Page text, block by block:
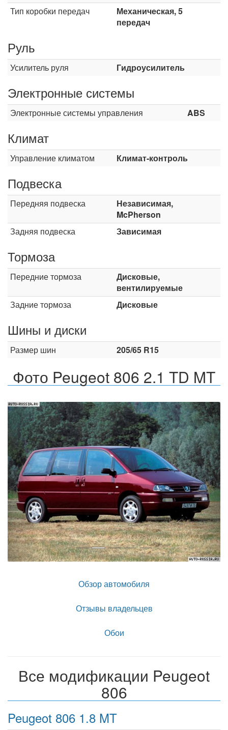
Тип коробки передач
Механическая, 5
передач
Руль
Усилитель руля Гидроусилитель
Электронные системы
Электронные системы управления ABS
Климат
Управление климатом Климат-контроль
Подвеска
Передняя подвеска
Независимая,
McPherson
Задняя подвеска
Зависимая
Тормоза
Передние тормоза
Дисковые,
вентилируемые
Задние тормоза
Дисковые
Шины и диски
Размер шин 205/65 R15
Фото Peugeot 806 2.1 TD MT
Назад
Обзор автомобиля
Отзывы владельцев
Обои
Все модификации Peugeot
806
Peugeot 806 1.8 MT